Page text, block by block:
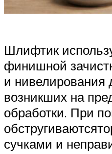
Шлифтик
финишной
и нивелирования
возникших на
обработки. При
сучками и